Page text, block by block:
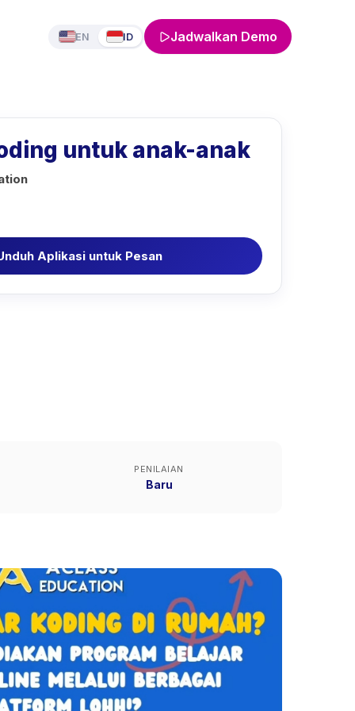
EN ID Jadwalkan Demo
untuk anak-anak
Aplikasi untuk Pesan
PENILAIAN
Baru